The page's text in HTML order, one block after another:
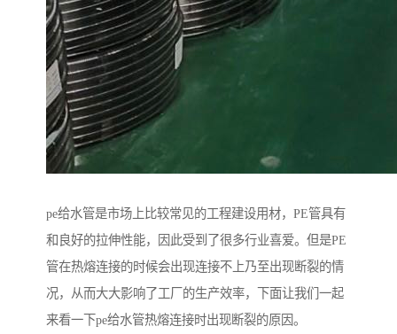
pe给水管是市场上比较常见的工程建设用材，PE管具有
和良好的拉伸性能，因此受到了很多行业喜爱。但是PE
管在热熔连接的时候会出现连接不上乃至出现断裂的情
况，从而大大影响了工厂的生产效率，下面让我们一起
来看一下pe给水管热熔连接时出现断裂的原因。